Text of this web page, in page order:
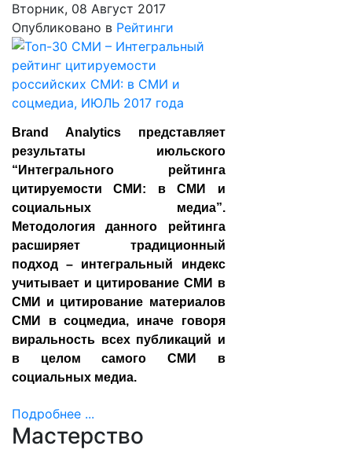
Вторник, 08 Август 2017
Опубликовано в Рейтинги
Brand Analytics представляет
результаты июльского
“Интегрального рейтинга
цитируемости СМИ: в СМИ и
социальных медиа”.
Методология данного рейтинга
расширяет традиционный
подход – интегральный индекс
учитывает и цитирование СМИ в
СМИ и цитирование материалов
СМИ в соцмедиа, иначе говоря
виральность всех публикаций и
в целом самого СМИ в
социальных медиа.
Подробнее ...
Мастерство